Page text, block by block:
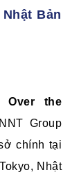
Bản
Over the
Group
chính tại
Nhật